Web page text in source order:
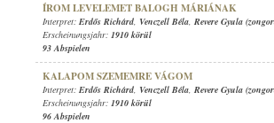
ÍROM LEVELEMET BALOGH MÁRIÁNAK
Interpret: Erdős Richárd, Venczell Béla, Revere Gyula
Erscheinungsjahr: 1910 körül
93 Abspielen
KALAPOM SZEMEMRE VÁGOM
Interpret: Erdős Richárd, Venczell Béla, Revere Gyula
Erscheinungsjahr: 1910 körül
96 Abspielen